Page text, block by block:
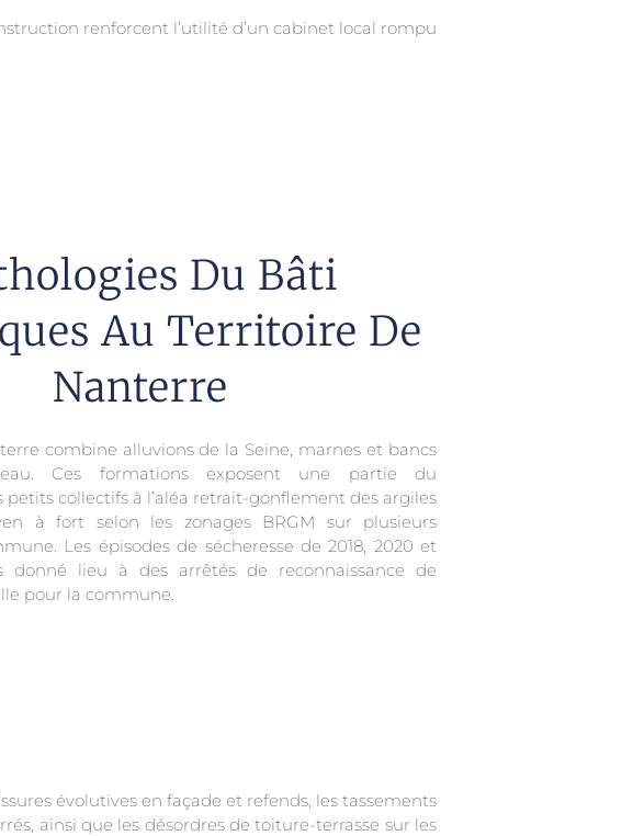
renforcent l’utilité d’un cabinet local rompu
Du Bâti
Au Territoire De
Nanterre
combine alluvions de la Seine, marnes et bancs
Ces formations exposent une partie du
petits collectifs à l’aléa retrait-gonflement des argiles
à fort selon les zonages BRGM sur plusieurs
Les épisodes de sécheresse de 2018, 2020 et
donné lieu à des arrêtés de reconnaissance de
pour la commune.
évolutives en façade et refends, les tassements
ainsi que les désordres de toiture-terrasse sur les